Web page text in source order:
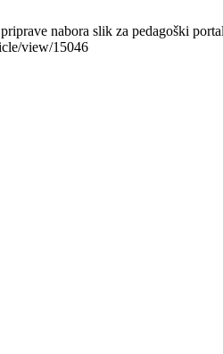
nabora slik za pedagoški
view/15046